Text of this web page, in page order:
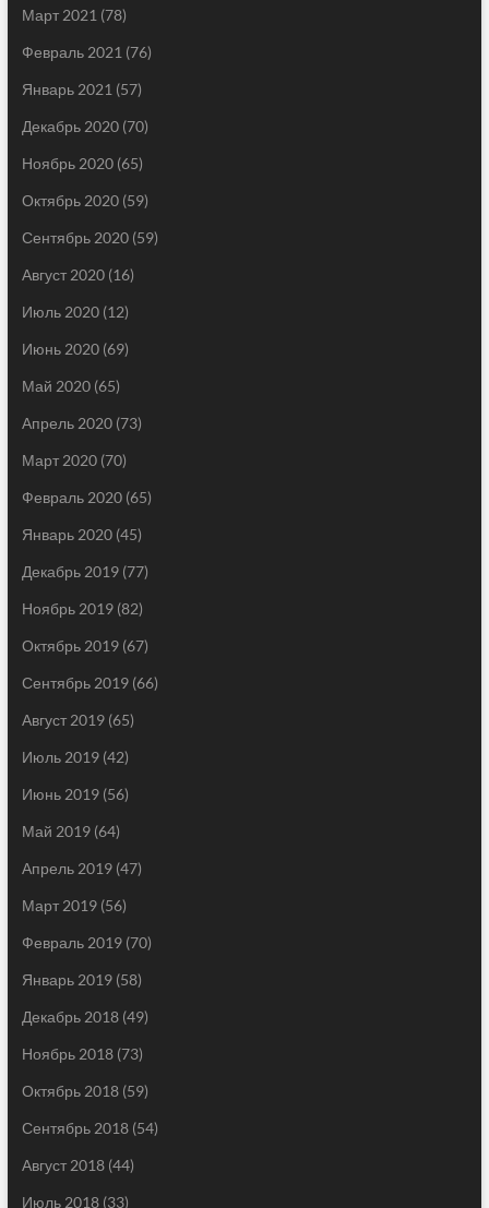
Март 2021 (78)
Февраль 2021 (76)
Январь 2021 (57)
Декабрь 2020(70)
Ноябрь 2020(65)
Октябрь 2020(59)
Сентябрь 2020(59)
Август 2020(16)
Июль 2020(12)
Июнь 2020(69)
Май 2020(65)
Апрель 2020(73)
Март 2020(70)
Февраль 2020(65)
Январь 2020(45)
Декабрь 2019(77)
Ноябрь 2019(82)
Октябрь 2019(67)
Сентябрь 2019(66)
Август 2019(65)
Июль 2019(42)
Июнь 2019(56)
Май 2019(64)
Апрель 2019(47)
Март 2019(56)
Февраль 2019(70)
Январь 2019(58)
Декабрь 2018(49)
Ноябрь 2018(73)
Октябрь 2018(59)
Сентябрь 2018(54)
Август 2018(44)
Июль 2018(33)